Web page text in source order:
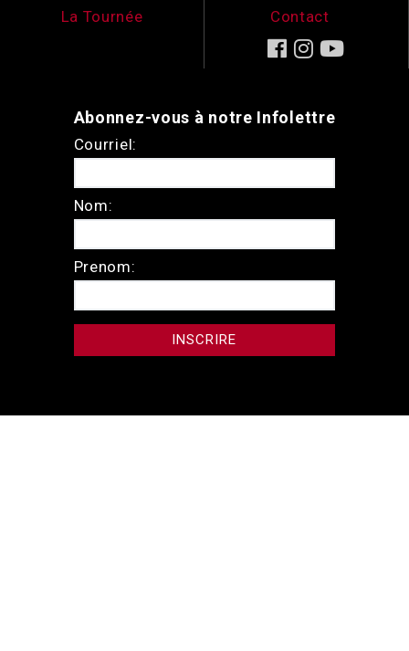
La Tournée
Contact
Abonnez-vous à notre Infolettre
Courriel:
Nom:
Prenom: